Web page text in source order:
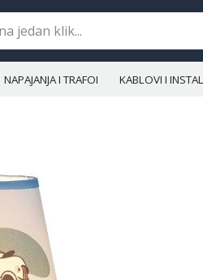
NAPAJANJA I TRAFOI KABLOVI I